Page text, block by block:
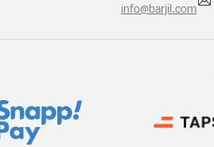
info@barjil.com